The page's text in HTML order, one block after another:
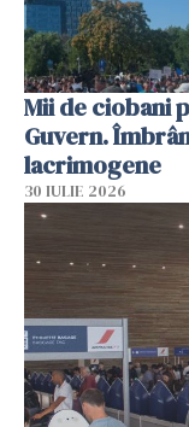
Mii de ciobani
Guvern.
lacrimogene
30 IULIE 2026